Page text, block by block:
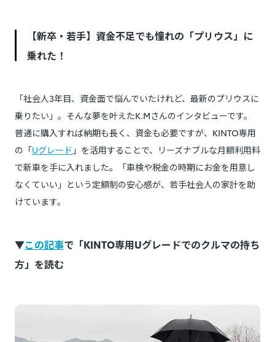
【新卒・若手】資金不足でも憧れの「プリウス」に
乗れた！
「社会人3年目、資金面で悩んでいたけれど、最新のプリウスに
乗りたい」。そんな夢を叶えたK.Mさんのインタビューです。
普通に購入すれば納期も長く、資金も必要ですが、KINTO専用
の「Uグレード 」を活用することで、リーズナブルな月額利用料
で新車を手に入れました。「車検や税金の時期にお金を用意し
なくていい」という定額制の安心感が、若手社会人の家計を助
けています。
▼この記事で「KINTO専用Uグレードでのクルマの持ち
方」を読む